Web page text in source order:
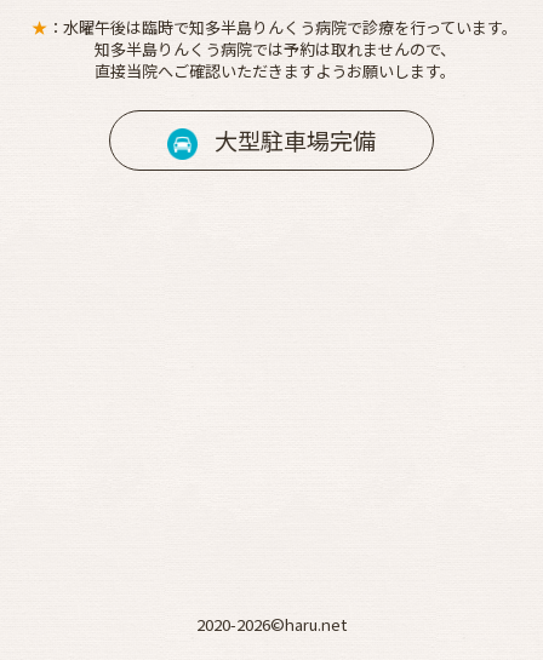
★ ：水曜午後は臨時で知多半島りんくう病院で診療を行っています。
知多半島りんくう病院では予約は取れませんので、
直接当院へご確認いただきますようお願いします。
大型駐車場完備
2020-2026©haru.net